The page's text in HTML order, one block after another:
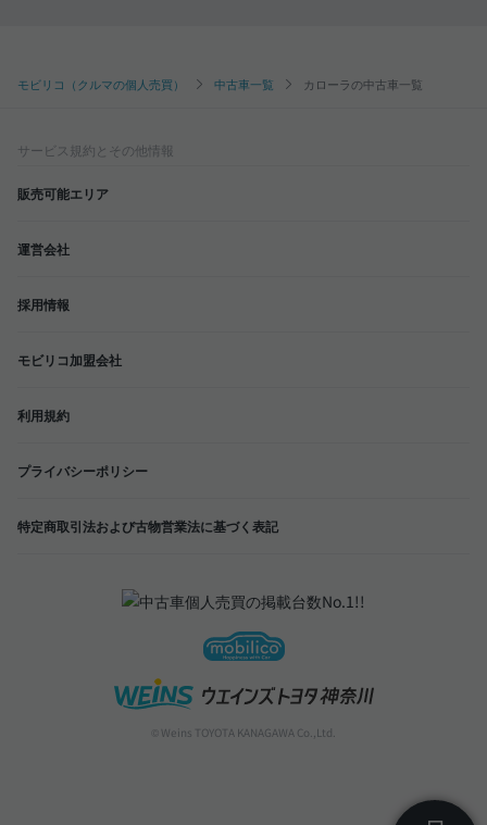
モビリコ（クルマの個人売買） 中古車一覧 カローラの中古車一覧
サービス規約とその他情報
販売可能エリア
運営会社
採用情報
モビリコ加盟会社
利用規約
プライバシーポリシー
特定商取引法および古物営業法に基づく表記
© Weins TOYOTA KANAGAWA Co.,Ltd.